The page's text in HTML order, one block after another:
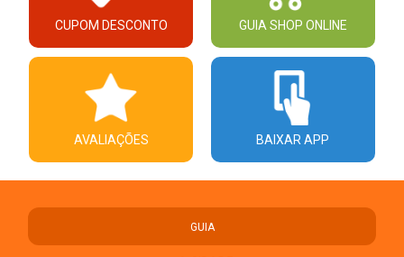
CUPOM DESCONTO GUIA SHOP ONLINE
AVALIAÇÕES BAIXAR APP
GUIA